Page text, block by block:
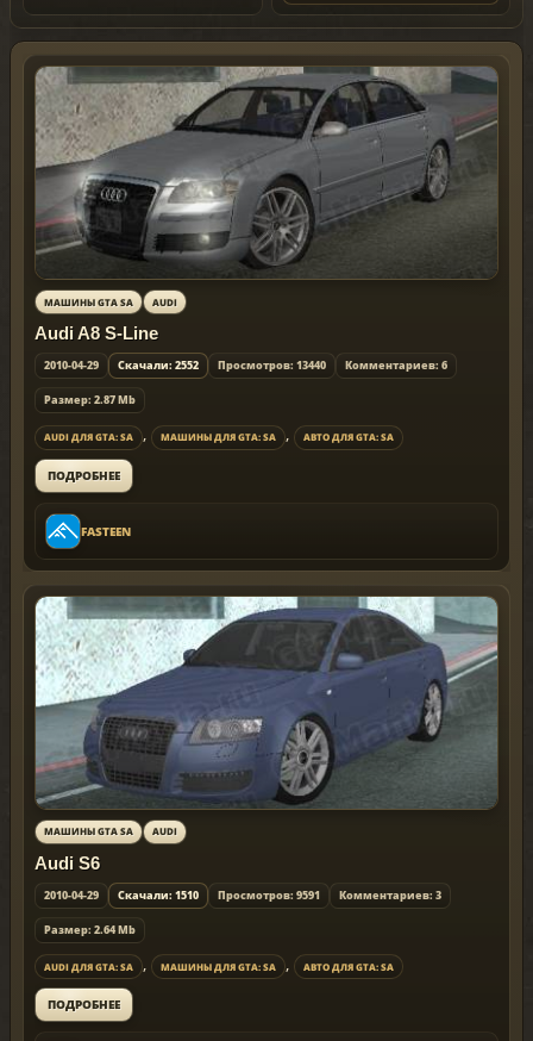
МАШИНЫ GTA SA AUDI
Audi A8 S-Line
2010-04-29 Скачали: 2552 Просмотров: 13440 Комментариев: 6
Размер: 2.87 Mb
AUDI ДЛЯ GTA: SA , МАШИНЫ ДЛЯ GTA: SA , АВТО ДЛЯ GTA: SA
ПОДРОБНЕЕ
FASTEEN
МАШИНЫ GTA SA AUDI
Audi S6
2010-04-29 Скачали: 1510 Просмотров: 9591 Комментариев: 3
Размер: 2.64 Mb
AUDI ДЛЯ GTA: SA , МАШИНЫ ДЛЯ GTA: SA , АВТО ДЛЯ GTA: SA
ПОДРОБНЕЕ